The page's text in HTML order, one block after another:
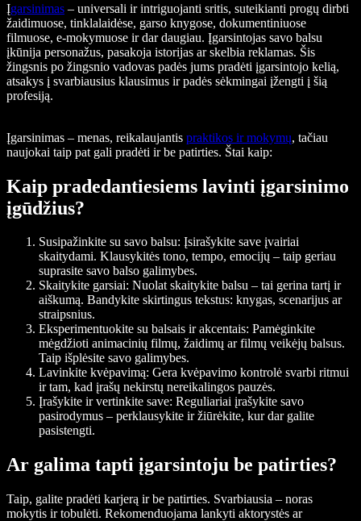
Įgarsinimas – universali ir intriguojanti sritis, suteikianti progų dirbti
žaidimuose, tinklalaidėse, garso knygose, dokumentiniuose
filmuose, e-mokymuose ir dar daugiau. Įgarsintojas savo balsu
įkūnija personažus, pasakoja istorijas ar skelbia reklamas. Šis
žingsnis po žingsnio vadovas padės jums pradėti įgarsintojo kelią,
atsakys į svarbiausius klausimus ir padės sėkmingai įžengti į šią
profesiją.
Įgarsinimas – menas, reikalaujantis praktikos ir mokymų, tačiau
naujokai taip pat gali pradėti ir be patirties. Štai kaip:
Kaip pradedantiesiems lavinti įgarsinimo
įgūdžius?
Susipažinkite su savo balsu: Įsirašykite save įvairiai
skaitydami. Klausykitės tono, tempo, emocijų – taip geriau
suprasite savo balso galimybes.
Skaitykite garsiai: Nuolat skaitykite balsu – tai gerina tartį ir
aiškumą. Bandykite skirtingus tekstus: knygas, scenarijus ar
straipsnius.
Eksperimentuokite su balsais ir akcentais: Pamėginkite
mėgdžioti animacinių filmų, žaidimų ar filmų veikėjų balsus.
Taip išplėsite savo galimybes.
Lavinkite kvėpavimą: Gera kvėpavimo kontrolė svarbi ritmui
ir tam, kad įrašų nekirstų nereikalingos pauzės.
Įrašykite ir vertinkite save: Reguliariai įrašykite savo
pasirodymus – perklausykite ir žiūrėkite, kur dar galite
pasistengti.
Ar galima tapti įgarsintoju be patirties?
Taip, galite pradėti karjerą ir be patirties. Svarbiausia – noras
mokytis ir tobulėti. Rekomenduojama lankyti aktorystės ar